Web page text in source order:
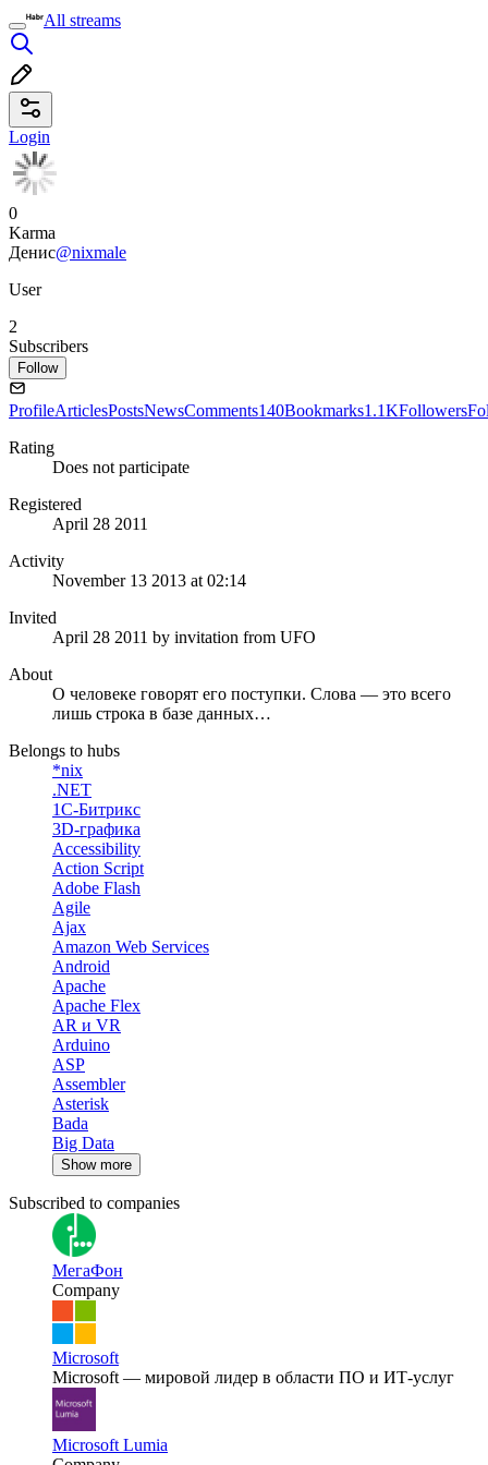
All streams
Login
0
Karma
Денис@nixmale
User
2
Subscribers
Follow
ProfileArticlesPostsNewsComments140Bookmarks1.1KFollowers
Rating
Does not participate
Registered
April 28 2011
Activity
November 13 2013 at 02:14
Invited
April 28 2011 by invitation from UFO
About
О человеке говорят его поступки. Слова — это всего
лишь строка в базе данных…
Belongs to hubs
*nix
.NET
1С-Битрикс
3D-графика
Accessibility
Action Script
Adobe Flash
Agile
Ajax
Amazon Web Services
Android
Apache
Apache Flex
AR и VR
Arduino
ASP
Assembler
Asterisk
Bada
Big Data
Show more
Subscribed to companies
МегаФон
Company
Microsoft
Microsoft — мировой лидер в области ПО и ИТ-услуг
Microsoft Lumia